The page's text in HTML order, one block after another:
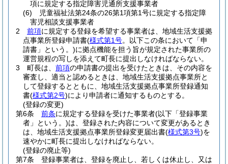
項に規定する指定障害児通所支援事業者
(6)
児童福祉法第24条の26第1項第1号に規定する指定障
害児相談支援事業者
2
前項に規定する登録を希望する事業者は、地域生活支援拠
点事業所登録申請書(様式第1号。以下この条において「申
請書」という。)に拠点機能を担う旨が規定された事業所の
運営規程の写しを添えて町長に提出しなければならない。
3
町長は、 前項の申請書の提出を受けたときは、その内容を
審査し、適当と認めるときは、地域生活支援拠点事業所と
して登録するとともに、地域生活支援拠点事業所登録通知
書(様式第2号)により申請者に通知するものとする。
(登録の変更)
第6条
前条に規定する登録を受けた事業者(以下「登録事業
者」という。)は、登録された内容について変更があるとき
は、地域生活支援拠点事業所登録変更届出書(様式第3号)を
速やかに町長に提出しなければならない。
(登録の廃止等)
第7条
登録事業者は、登録を廃止し、若しくは休止し、又は